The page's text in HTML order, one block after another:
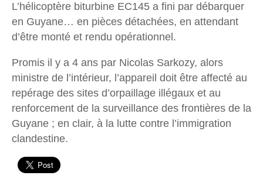
L’hélicoptère biturbine EC145 a fini par débarquer
en Guyane… en pièces détachées, en attendant
d’être monté et rendu opérationnel.
Promis il y a 4 ans par Nicolas Sarkozy, alors
ministre de l’intérieur, l’appareil doit être affecté au
repérage des sites d’orpaillage illégaux et au
renforcement de la surveillance des frontières de la
Guyane ; en clair, à la lutte contre l’immigration
clandestine.